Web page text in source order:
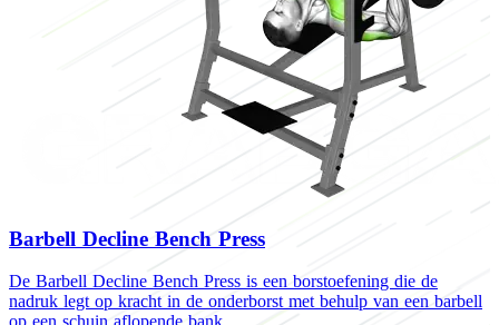
Barbell Decline Bench Press
De Barbell Decline Bench Press is een borstoefening die de
nadruk legt op kracht in de onderborst met behulp van een barbell